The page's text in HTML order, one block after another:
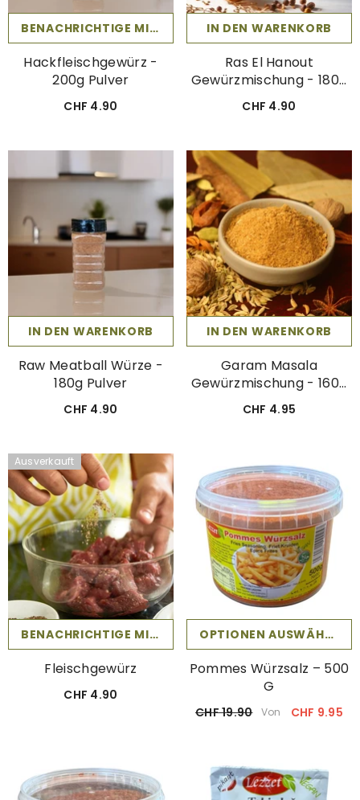
BENACHRICHTIGE MICH
Hackfleischgewürz -
200g Pulver
CHF 4.90
IN DEN WARENKORB
Ras El Hanout
Gewürzmischung - 180g
%100 Natürliche
Gewürzmischung
CHF 4.90
IN DEN WARENKORB
Raw Meatball Würze -
180g Pulver
CHF 4.90
IN DEN WARENKORB
Garam Masala
Gewürzmischung - 160g
Indische
Gewürzmischung
CHF 4.95
Ausverkauft
BENACHRICHTIGE MICH
Fleischgewürz
CHF 4.90
OPTIONEN AUSWÄHLEN
Pommes Würzsalz – 500
G
CHF 19.90 Von CHF 9.95